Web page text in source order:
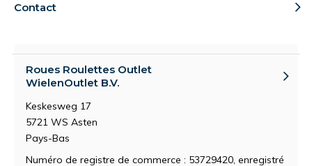
Contact
Roues Roulettes Outlet
WielenOutlet B.V.
Keskesweg 17
5721 WS Asten
Pays-Bas
Numéro de registre de commerce : 53729420, enregistré